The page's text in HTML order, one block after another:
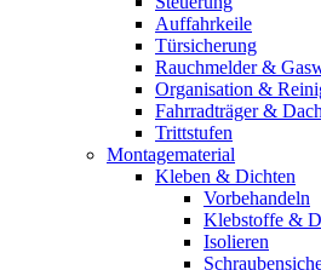
Auffahrkeile
Türsicherung
Rauchmelder &
Organisation &
Fahrradträger &
Trittstufen
Montagematerial
Kleben & Dichten
Vorbehandeln
Klebstoffe &
Isolieren